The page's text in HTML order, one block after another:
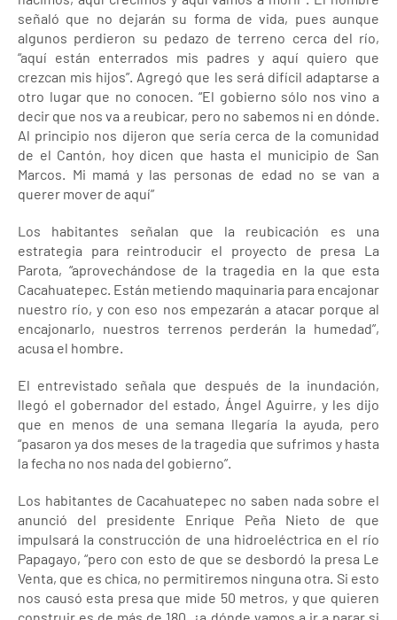
señaló que no dejarán su forma de vida, pues aunque
algunos perdieron su pedazo de terreno cerca del río,
“aquí están enterrados mis padres y aquí quiero que
crezcan mis hijos”. Agregó que les será difícil adaptarse a
otro lugar que no conocen. “El gobierno sólo nos vino a
decir que nos va a reubicar, pero no sabemos ni en dónde.
Al principio nos dijeron que sería cerca de la comunidad
de el Cantón, hoy dicen que hasta el municipio de San
Marcos. Mi mamá y las personas de edad no se van a
querer mover de aquí”
Los habitantes señalan que la reubicación es una
estrategia para reintroducir el proyecto de presa La
Parota, “aprovechándose de la tragedia en la que esta
Cacahuatepec. Están metiendo maquinaria para encajonar
nuestro río, y con eso nos empezarán a atacar porque al
encajonarlo, nuestros terrenos perderán la humedad”,
acusa el hombre.
El entrevistado señala que después de la inundación,
llegó el gobernador del estado, Ángel Aguirre, y les dijo
que en menos de una semana llegaría la ayuda, pero
“pasaron ya dos meses de la tragedia que sufrimos y hasta
la fecha no nos nada del gobierno”.
Los habitantes de Cacahuatepec no saben nada sobre el
anunció del presidente Enrique Peña Nieto de que
impulsará la construcción de una hidroeléctrica en el río
Papagayo, “pero con esto de que se desbordó la presa Le
Venta, que es chica, no permitiremos ninguna otra. Si esto
nos causó esta presa que mide 50 metros, y que quieren